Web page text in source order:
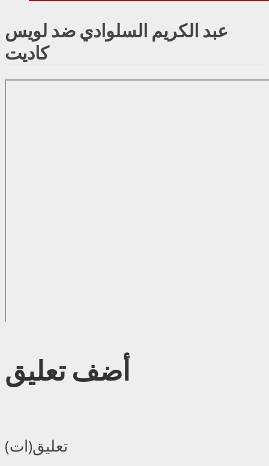
عبد الكريم السلوادي ضد لويس
كاديت
أضف تعليق
تعليق(ات)